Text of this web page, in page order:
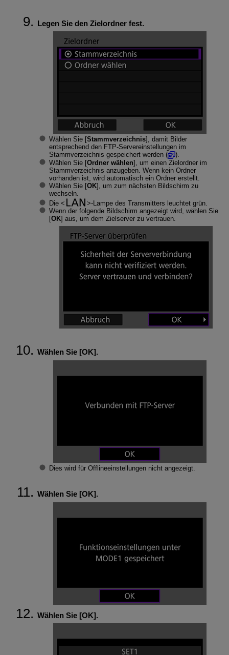
Legen Sie den Zielordner fest.
Wählen Sie [Stammverzeichnis], damit Bilder
entsprechend den FTP-Servereinstellungen im
Stammverzeichnis gespeichert werden (
).
Wählen Sie [Ordner wählen], um einen Zielordner im
Stammverzeichnis anzugeben. Wenn kein Ordner
vorhanden ist, wird automatisch ein Ordner erstellt.
Wählen Sie [OK], um zum nächsten Bildschirm zu
wechseln.
Die
-Lampe des Transmitters leuchtet grün.
Wenn der folgende Bildschirm angezeigt wird, wählen Sie
[OK] aus, um dem Zielserver zu vertrauen.
Wählen Sie [OK].
Dies wird für Offlineeinstellungen nicht angezeigt.
Wählen Sie [OK].
Wählen Sie [OK].